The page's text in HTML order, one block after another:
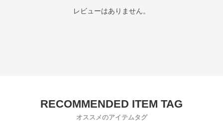
レビューはありません。
オススメのアイテムタグ